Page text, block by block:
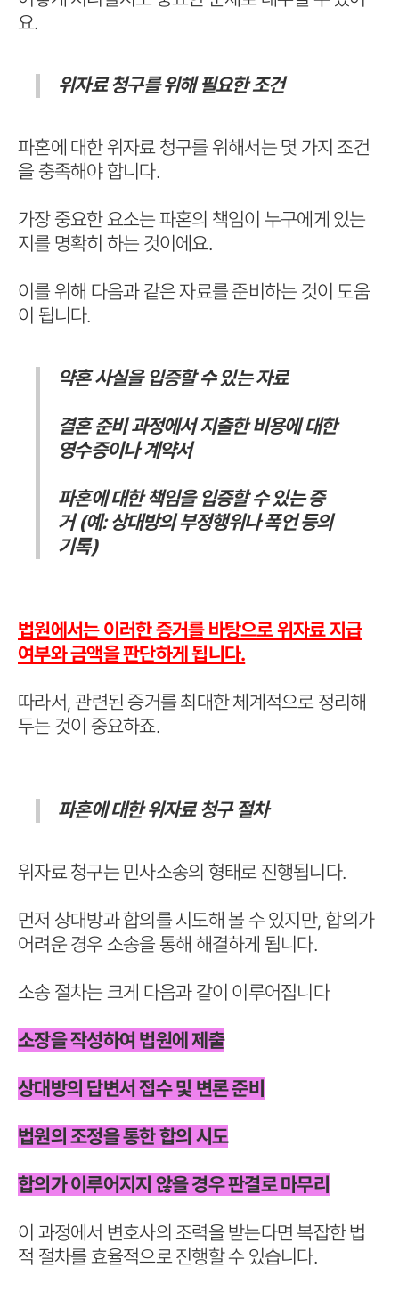
요.
위자료 청구를 위해 필요한 조건
파혼에 대한 위자료 청구를 위해서는 몇 가지 조건
을 충족해야 합니다.
가장 중요한 요소는 파혼의 책임이 누구에게 있는
지를 명확히 하는 것이에요.
이를 위해 다음과 같은 자료를 준비하는 것이 도움
이 됩니다.
약혼 사실을 입증할 수 있는 자료
결혼 준비 과정에서 지출한 비용에 대한
영수증이나 계약서
파혼에 대한 책임을 입증할 수 있는 증
거 (예: 상대방의 부정행위나 폭언 등의
기록)
법원에서는 이러한 증거를 바탕으로 위자료 지급
여부와 금액을 판단하게 됩니다.
따라서, 관련된 증거를 최대한 체계적으로 정리해
두는 것이 중요하죠.
파혼에 대한 위자료 청구 절차
위자료 청구는 민사소송의 형태로 진행됩니다.
먼저 상대방과 합의를 시도해 볼 수 있지만, 합의가
어려운 경우 소송을 통해 해결하게 됩니다.
소송 절차는 크게 다음과 같이 이루어집니다
소장을 작성하여 법원에 제출
상대방의 답변서 접수 및 변론 준비
법원의 조정을 통한 합의 시도
합의가 이루어지지 않을 경우 판결로 마무리
이 과정에서 변호사의 조력을 받는다면 복잡한 법
적 절차를 효율적으로 진행할 수 있습니다.